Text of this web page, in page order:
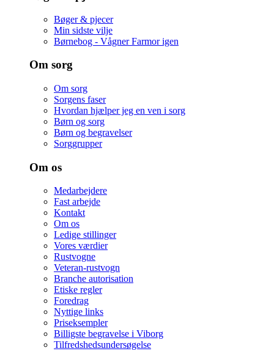
Bøger & pjecer
Min sidste vilje
Børnebog - Vågner Farmor igen
Om sorg
Om sorg
Sorgens faser
Hvordan hjælper jeg en ven i sorg
Børn og sorg
Børn og begravelser
Sorggrupper
Om os
Medarbejdere
Fast arbejde
Kontakt
Om os
Ledige stillinger
Vores værdier
Rustvogne
Veteran-rustvogn
Branche autorisation
Etiske regler
Foredrag
Nyttige links
Priseksempler
Billigste begravelse i Viborg
Tilfredshedsundersøgelse